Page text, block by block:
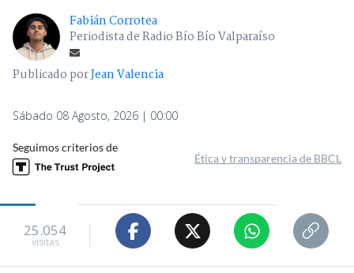
Fabián Corrotea
Periodista de Radio Bío Bío Valparaíso
Publicado porJean Valencia
Sábado 08 Agosto, 2026 | 00:00
Seguimos criterios de
Ética y transparencia de BBCL
25.054
visitas